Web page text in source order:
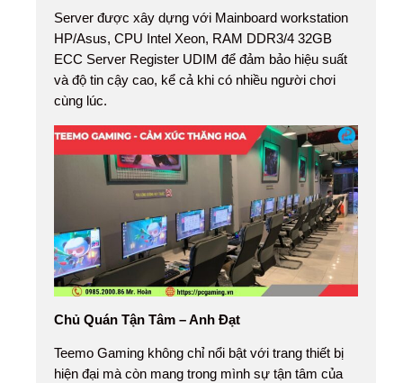
Server được xây dựng với Mainboard workstation
HP/Asus, CPU Intel Xeon, RAM DDR3/4 32GB
ECC Server Register UDIM để đảm bảo hiệu suất
và độ tin cậy cao, kể cả khi có nhiều người chơi
cùng lúc.
Chủ Quán Tận Tâm – Anh Đạt
Teemo Gaming không chỉ nổi bật với trang thiết bị
hiện đại mà còn mang trong mình sự tận tâm của